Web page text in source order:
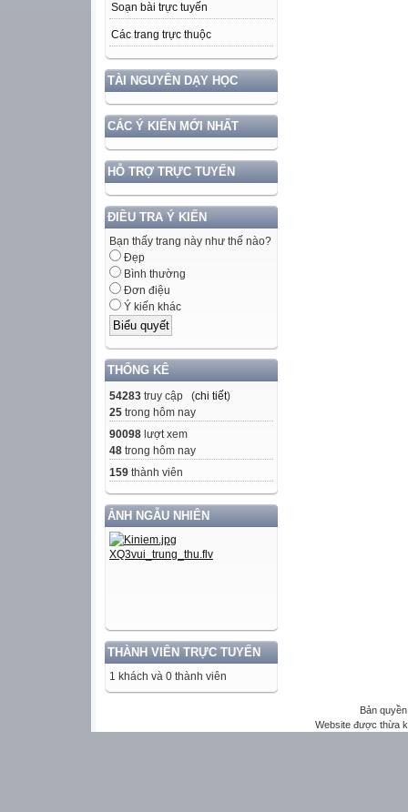
Soạn bài trực tuyến
Các trang trực thuộc
TÀI NGUYÊN DẠY HỌC
CÁC Ý KIẾN MỚI NHẤT
HỖ TRỢ TRỰC TUYẾN
ĐIỀU TRA Ý KIẾN
Bạn thấy trang này như thế nào?
Đẹp
Bình thường
Đơn điệu
Ý kiến khác
THỐNG KÊ
54283 truy cập (chi tiết)
25 trong hôm nay
90098 lượt xem
48 trong hôm nay
159 thành viên
ẢNH NGẪU NHIÊN
THÀNH VIÊN TRỰC TUYẾN
1 khách và 0 thành viên
Bản
Website được thừa